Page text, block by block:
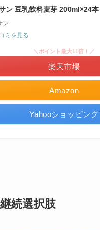
ン 豆乳飲料麦芽 200ml×24本
ン
ミを見る
Amazon
＼ポイント最大11倍！／
楽天市場
Yahooショッピング
続選択肢